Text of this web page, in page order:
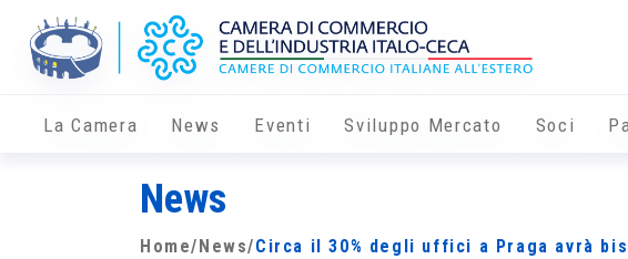
La Camera News Eventi Sviluppo Mercato Soci
News
Home/ News/Circa il 30% degli uffici a Praga avrà